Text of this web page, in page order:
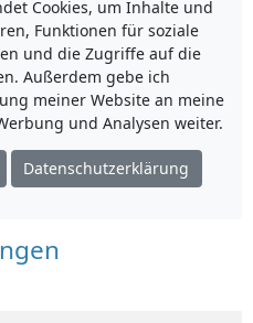
Cookies, um Inhalte und
Funktionen für soziale
und die Zugriffe auf die
Außerdem gebe ich
meiner Website an meine
und Analysen weiter.
Datenschutzerklärung